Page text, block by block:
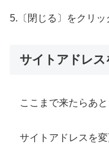
5.〔閉じる〕をクリッ
サイトアドレス
ここまで来たらあと
サイトアドレスを変